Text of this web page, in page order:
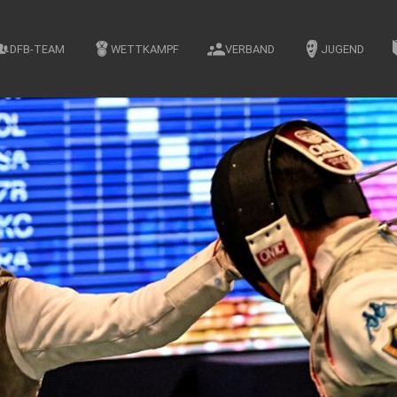
DFB-TEAM WETTKAMPF VERBAND JUGEND